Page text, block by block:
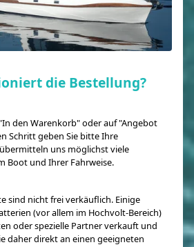
die Bestellung?
den Warenkorb" oder auf "Angebot
Schritt geben Sie bitte Ihre
uns möglichst viele
Boot und Ihrer Fahrweise.
sind nicht frei verkäuflich. Einige
(vor allem im Hochvolt-Bereich)
oder spezielle Partner verkauft und
daher direkt an einen geeigneten